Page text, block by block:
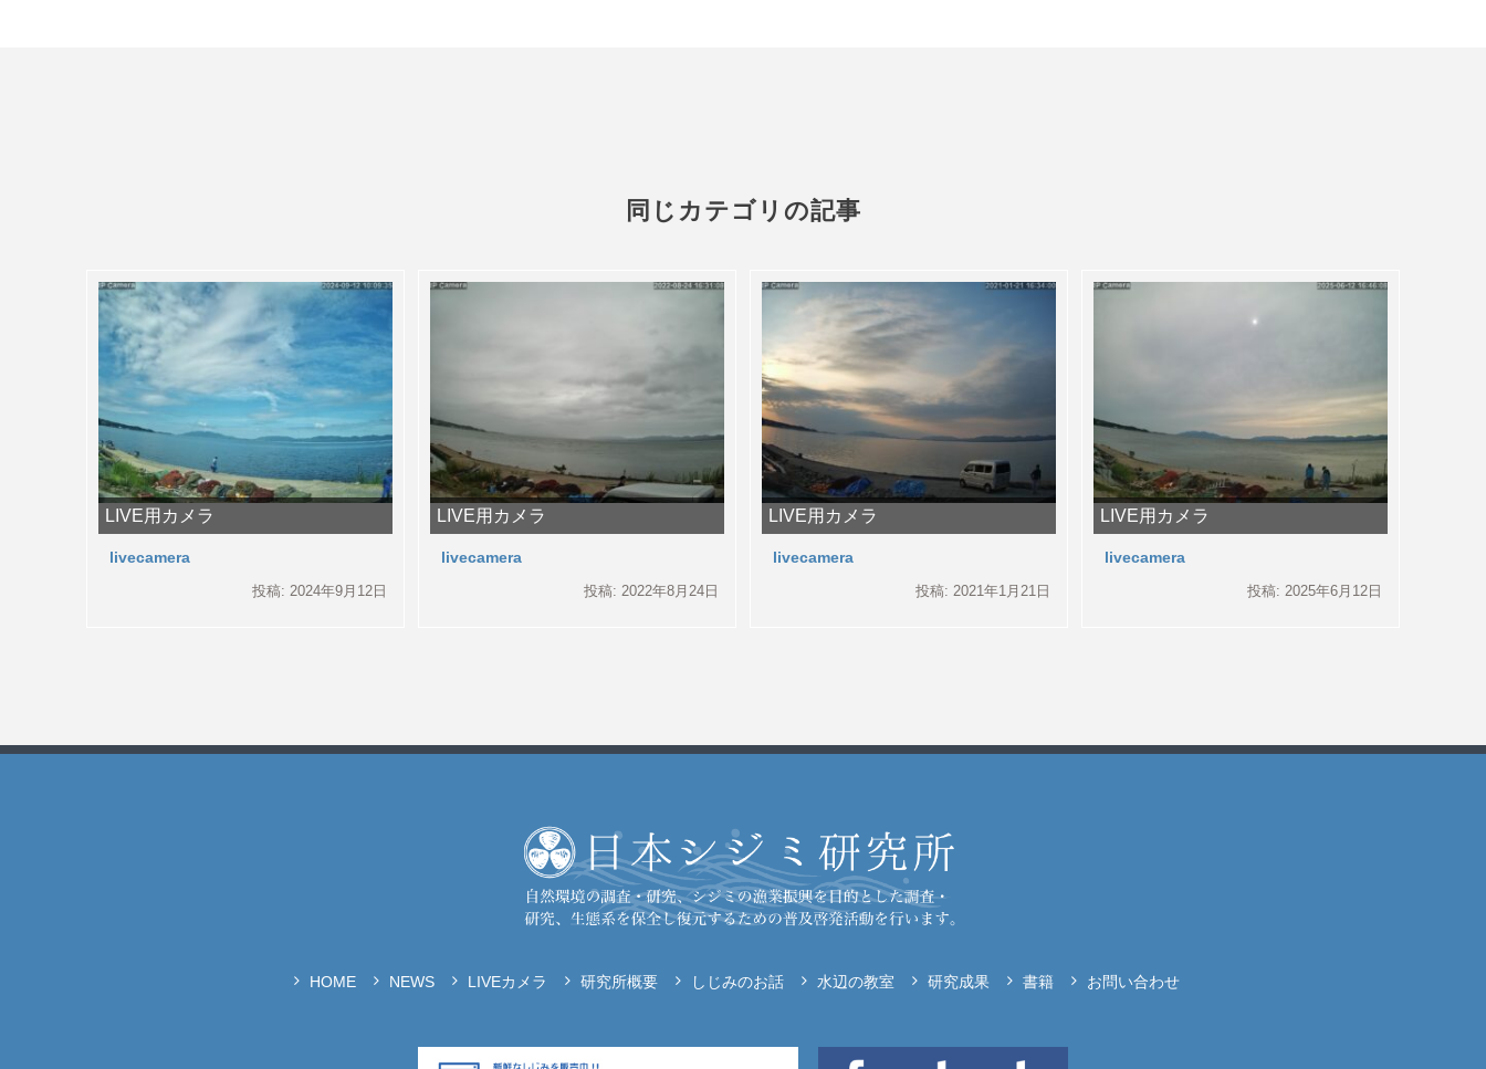
同じカテゴリの記事
LIVE用カメラ
livecamera
投稿: 2024年9月12日
LIVE用カメラ
livecamera
投稿: 2022年8月24日
LIVE用カメラ
livecamera
投稿: 2021年1月21日
LIVE用カメラ
livecamera
投稿: 2025年6月12日
HOME NEWS LIVEカメラ 研究所概要 しじみのお話 水辺の教室 研究成果 書籍 お問い合わせ